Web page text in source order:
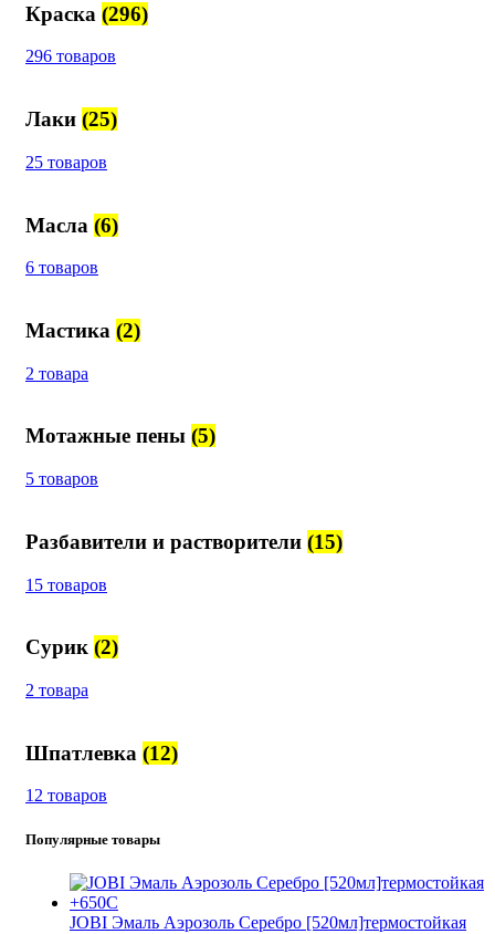
Краска (296)
296 товаров
Лаки (25)
25 товаров
Масла (6)
6 товаров
Мастика (2)
2 товара
Мотажные пены (5)
5 товаров
Разбавители и растворители (15)
15 товаров
Сурик (2)
2 товара
Шпатлевка (12)
12 товаров
Популярные товары
JOBI Эмаль Аэрозоль Серебро [520мл]термостойкая